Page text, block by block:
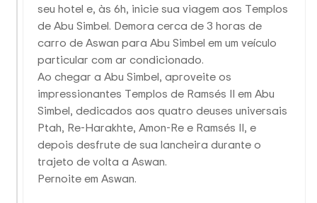
seu hotel e, às 6h, inicie sua viagem aos Templos
de Abu Simbel. Demora cerca de 3 horas de
carro de Aswan para Abu Simbel em um veículo
particular com ar condicionado.
Ao chegar a Abu Simbel, aproveite os
impressionantes Templos de Ramsés II em Abu
Simbel, dedicados aos quatro deuses universais
Ptah, Re-Harakhte, Amon-Re e Ramsés II, e
depois desfrute de sua lancheira durante o
trajeto de volta a Aswan.
Pernoite em Aswan.